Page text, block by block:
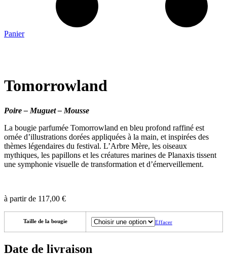
Panier
Tomorrowland
Poire – Muguet – Mousse
La bougie parfumée Tomorrowland en bleu profond raffiné est
ornée d’illustrations dorées appliquées à la main, et inspirées des
thèmes légendaires du festival. L’Arbre Mère, les oiseaux
mythiques, les papillons et les créatures marines de Planaxis tissent
une symphonie visuelle de transformation et d’émerveillement.
à partir de 117,00 €
Taille de la bougie Effacer
Date de livraison